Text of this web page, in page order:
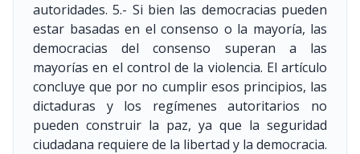
autoridades. 5.- Si bien las democracias pueden
estar basadas en el consenso o la mayoría, las
democracias del consenso superan a las
mayorías en el control de la violencia. El artículo
concluye que por no cumplir esos principios, las
dictaduras y los regímenes autoritarios no
pueden construir la paz, ya que la seguridad
ciudadana requiere de la libertad y la democracia.